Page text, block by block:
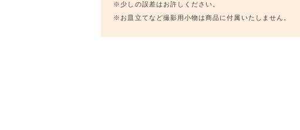
※少しの誤差はお許しください。
※お皿立てなど撮影用小物は商品に付属いたしません。